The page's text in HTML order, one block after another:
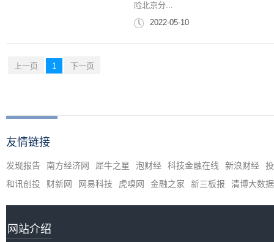
险北京分...
2022-05-10
上一页 1 下一页
友情链接
发现报告 南方经济网 犀牛之星 泡财经 科技金融在线 新浪财经
和讯创投
财新网 网易科技 虎嗅网 金融之家 新三板报 清博大数据
网站介绍